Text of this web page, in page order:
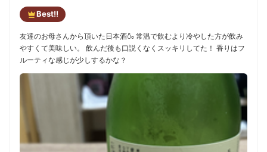
Best!!
友達のお母さんから頂いた日本酒🍶 常温で飲むより冷やした方が飲み
やすくて美味しい。 飲んだ後も口説くなくスッキリしてた！ 香りはフ
ルーティな感じが少しするかな？